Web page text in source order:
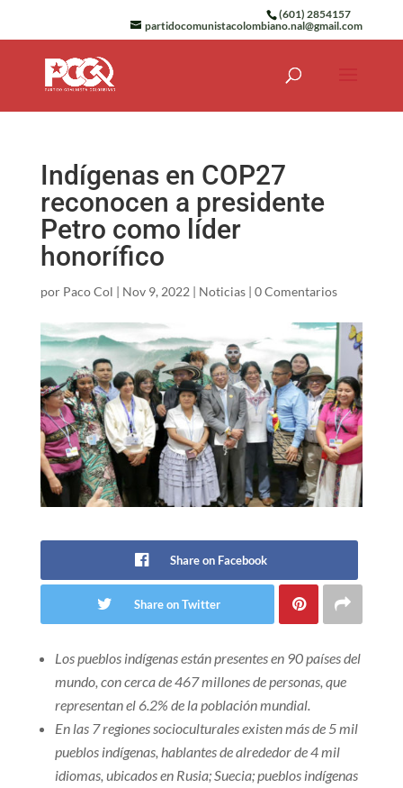
(601) 2854157
partidocomunistacolombiano.nal@gmail.com
Indígenas en COP27
reconocen a presidente
Petro como líder
honorífico
por Paco Col | Nov 9, 2022 | Noticias| 0 Comentarios
Share on Facebook
Share on Twitter
Los pueblos indígenas están presentes en 90 países del
mundo, con cerca de 467 millones de personas, que
representan el 6.2% de la población mundial.
En las 7 regiones socioculturales existen más de 5 mil
pueblos indígenas, hablantes de alrededor de 4 mil
idiomas, ubicados en Rusia; Suecia; pueblos indígenas